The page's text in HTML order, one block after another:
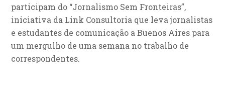
participam do “Jornalismo Sem Fronteiras”,
iniciativa da Link Consultoria que leva jornalistas
e estudantes de comunicação a Buenos Aires para
um mergulho de uma semana no trabalho de
correspondentes.